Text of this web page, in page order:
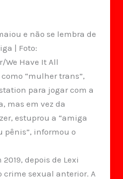
e não se lembra de
| Foto:
We Have It All
“mulher trans”,
para jogar com a
mas em vez da
estuprou a “amiga
pênis”, informou o
depois de Lexi
crime sexual anterior. A